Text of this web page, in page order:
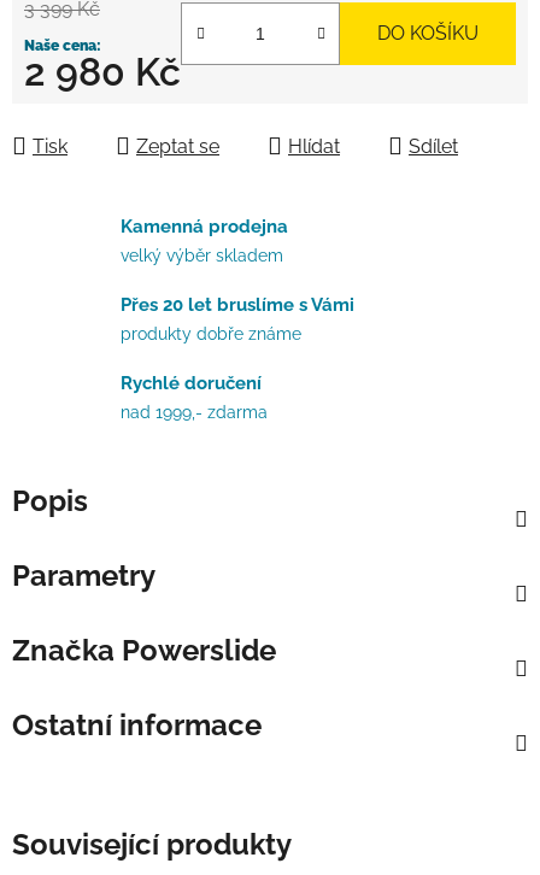
3 399 Kč
2 980 Kč
DO KOŠÍKU
Tisk Zeptat se Hlídat Sdílet
Kamenná prodejna
velký výběr skladem
Přes 20 let bruslíme s Vámi
produkty dobře známe
Rychlé doručení
nad 1999,- zdarma
Popis
Parametry
Značka Powerslide
Ostatní informace
Související produkty